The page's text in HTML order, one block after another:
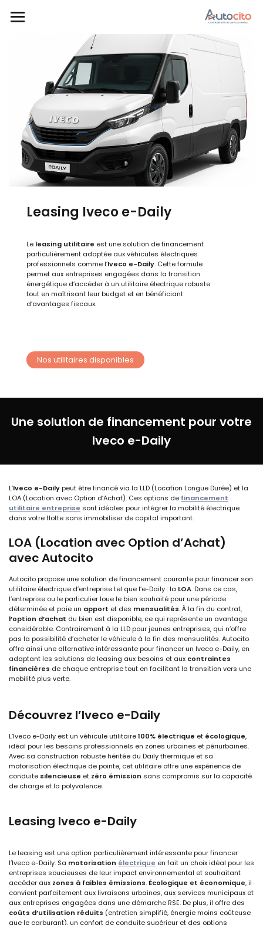
Leasing Iveco e-Daily
Le leasing utilitaire est une solution de financement
particulièrement adaptée aux véhicules électriques
professionnels comme l’Iveco e-Daily. Cette formule
permet aux entreprises engagées dans la transition
énergétique d’accéder à un utilitaire électrique robuste
tout en maîtrisant leur budget et en bénéficiant
d’avantages fiscaux.
Nos utilitaires disponibles
Une solution de financement pour votre
Iveco e-Daily
L’Iveco e-Daily peut être financé via la LLD (Location Longue Durée) et la
LOA (Location avec Option d’Achat). Ces options de financement
utilitaire entreprise sont idéales pour intégrer la mobilité électrique
dans votre flotte sans immobiliser de capital important.
LOA (Location avec Option d’Achat)
avec Autocito
Autocito propose une solution de financement courante pour financer son
utilitaire électrique d’entreprise tel que l’e-Daily : la LOA. Dans ce cas,
l’entreprise ou le particulier loue le bien souhaité pour une période
déterminée et paie un apport et des mensualités. À la fin du contrat,
l’option d’achat du bien est disponible, ce qui représente un avantage
considérable. Contrairement à la LLD pour jeunes entreprises, qui n’offre
pas la possibilité d’acheter le véhicule à la fin des mensualités. Autocito
offre ainsi une alternative intéressante pour financer un Iveco e-Daily, en
adaptant les solutions de leasing aux besoins et aux contraintes
financières de chaque entreprise tout en facilitant la transition vers une
mobilité plus verte.
Découvrez l’Iveco e-Daily
L’Iveco e-Daily est un véhicule utilitaire100% électrique et écologique,
idéal pour les besoins professionnels en zones urbaines et périurbaines.
Avec sa construction robuste héritée du Daily thermique et sa
motorisation électrique de pointe, cet utilitaire offre une expérience de
conduite silencieuse et zéro émission sans compromis sur la capacité
de charge et la polyvalence.
Leasing Iveco e-Daily
Le leasing est une option particulièrement intéressante pour financer
l’Iveco e-Daily. Sa motorisation électrique en fait un choix idéal pour les
entreprises soucieuses de leur impact environnemental et souhaitant
accéder aux zones à faibles émissions. Écologique et économique, il
convient parfaitement aux livraisons urbaines, aux services municipaux et
aux entreprises engagées dans une démarche RSE. De plus, il offre des
coûts d’utilisation réduits (entretien simplifié, énergie moins coûteuse
que le carburant), un confort de conduite supérieur et des options